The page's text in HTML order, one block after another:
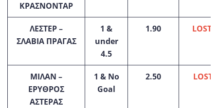
ΚΡΑΣΝΟΝΤΑΡ
ΛΕΣΤΕΡ –
ΣΛΑΒΙΑ ΠΡΑΓΑΣ
1 &
under
4.5
1.90 LOST
ΜΙΛΑΝ –
ΕΡΥΘΡΟΣ
ΑΣΤΕΡΑΣ
1 & No
Goal
2.50 LOST